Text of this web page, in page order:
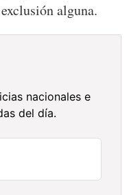
alguna.
nacionales e
del día.